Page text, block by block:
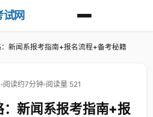
试网
新闻系报考指南+报名流程+备考秘籍
阅读约7分钟 阅读量 521
新闻系报考指南+报